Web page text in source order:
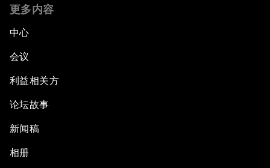
更多内容
中心
会议
利益相关方
论坛故事
新闻稿
相册